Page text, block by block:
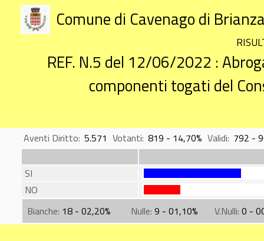
Comune di Cavenago di
REF. N.5 del 12/06/2022 :
componenti togati del
Aventi Diritto: 5.571 Votanti: 819 - 14,70% Validi: 792 -
SI
NO
Bianche: 18 - 02,20% Nulle: 9 - 01,10% V.Nulli: 0 -